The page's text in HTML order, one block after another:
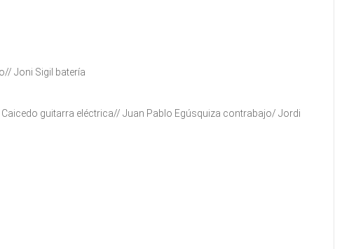
Joni Sigil batería
guitarra eléctrica// Juan Pablo Egúsquiza contrabajo/ Jordi